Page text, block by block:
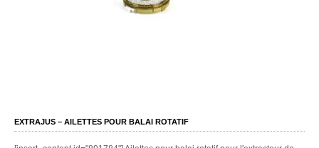
EXTRAJUS – AILETTES POUR BALAI ROTATIF